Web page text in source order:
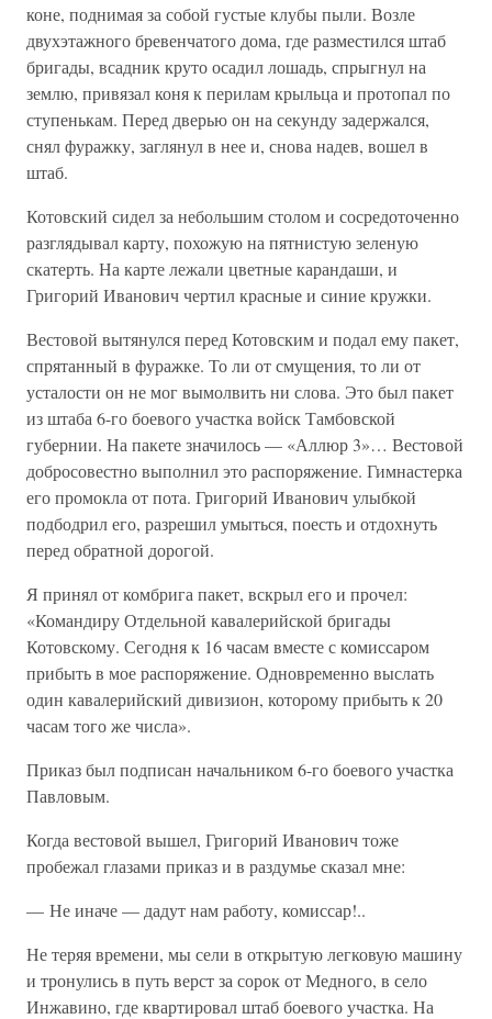
коне, поднимая за собой густые клубы пыли. Возле
двухэтажного бревенчатого дома, где разместился штаб
бригады, всадник круто осадил лошадь, спрыгнул на
землю, привязал коня к перилам крыльца и протопал по
ступенькам. Перед дверью он на секунду задержался,
снял фуражку, заглянул в нее и, снова надев, вошел в
штаб.
Котовский сидел за небольшим столом и сосредоточенно
разглядывал карту, похожую на пятнистую зеленую
скатерть. На карте лежали цветные карандаши, и
Григорий Иванович чертил красные и синие кружки.
Вестовой вытянулся перед Котовским и подал ему пакет,
спрятанный в фуражке. То ли от смущения, то ли от
усталости он не мог вымолвить ни слова. Это был пакет
из штаба 6-го боевого участка войск Тамбовской
губернии. На пакете значилось — «Аллюр 3»… Вестовой
добросовестно выполнил это распоряжение. Гимнастерка
его промокла от пота. Григорий Иванович улыбкой
подбодрил его, разрешил умыться, поесть и отдохнуть
перед обратной дорогой.
Я принял от комбрига пакет, вскрыл его и прочел:
«Командиру Отдельной кавалерийской бригады
Котовскому. Сегодня к 16 часам вместе с комиссаром
прибыть в мое распоряжение. Одновременно выслать
один кавалерийский дивизион, которому прибыть к 20
часам того же числа».
Приказ был подписан начальником 6-го боевого участка
Павловым.
Когда вестовой вышел, Григорий Иванович тоже
пробежал глазами приказ и в раздумье сказал мне:
— Не иначе — дадут нам работу, комиссар!..
Не теряя времени, мы сели в открытую легковую машину
и тронулись в путь верст за сорок от Медного, в село
Инжавино, где квартировал штаб боевого участка. На